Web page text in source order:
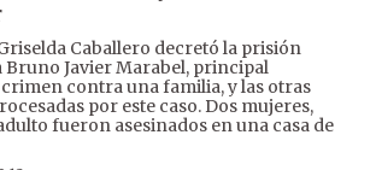
Caballero decretó la prisión
Bruno Javier Marabel, principal
contra una familia, y las otras
por este caso. Dos mujeres,
fueron asesinados en una casa de